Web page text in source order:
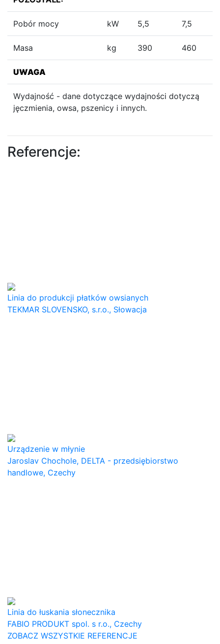
Pobór mocy kW 5,5 7,5
Masa kg 390 460
UWAGA
Wydajność - dane dotyczące wydajności dotyczą
jęczmienia, owsa, pszenicy i innych.
Referencje:
Linia do produkcji płatków owsianych
TEKMAR SLOVENSKO, s.r.o., Słowacja
Urządzenie w młynie
Jaroslav Chochole, DELTA - przedsiębiorstwo
handlowe, Czechy
Linia do łuskania słonecznika
FABIO PRODUKT spol. s r.o., Czechy
ZOBACZ WSZYSTKIE REFERENCJE